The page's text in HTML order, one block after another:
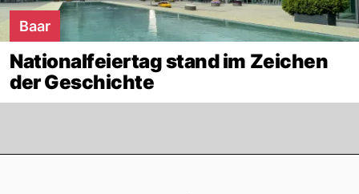
Baar
Nationalfeiertag stand im Zeichen
der Geschichte